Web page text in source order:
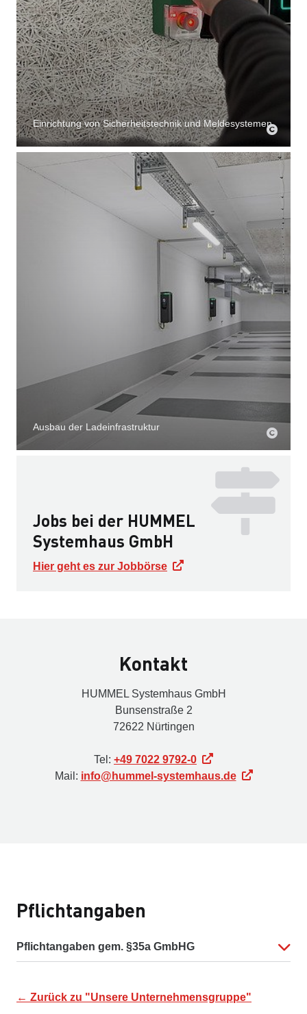
Einrichtung von Sicherheitstechnik und Meldesystemen
Ausbau der Ladeinfrastruktur
Jobs bei der HUMMEL
Systemhaus GmbH
Hier geht es zur Jobbörse
Kontakt
HUMMEL Systemhaus GmbH
Bunsenstraße 2
72622 Nürtingen
Tel: +49 7022 9792-0
Mail: info@hummel-systemhaus.de
Pflichtangaben
Pflichtangaben gem. §35a GmbHG
← Zurück zu "Unsere Unternehmensgruppe"